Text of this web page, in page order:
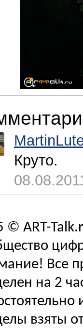
Круто.
© ART-
Все
на 2
взяты